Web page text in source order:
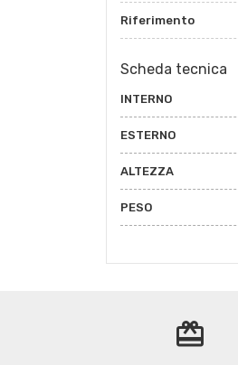
Riferimento
Scheda tecnica
INTERNO
ESTERNO
ALTEZZA
PESO
redeem